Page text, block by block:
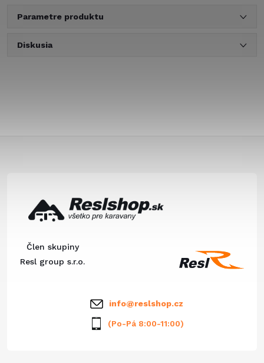
Parametre produktu
Diskusia
Člen skupiny
Resl group s.r.o.
info@reslshop.cz
(Po-Pá 8:00-11:00)